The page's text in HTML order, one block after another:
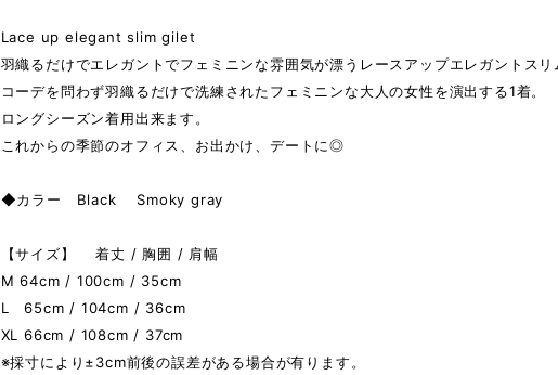
Lace up elegant slim gilet
羽織るだけでエレガントでフェミニンな雰囲気が漂うレースアップエレガントスリ
コーデを問わず羽織るだけで洗練されたフェミニンな大人の女性を演出する1着。
ロングシーズン着用出来ます。
これからの季節のオフィス、お出かけ、デートに◎
◆カラー Black Smoky gray
【サイズ】 着丈 / 胸囲 / 肩幅
M 64cm / 100cm / 35cm
L 65cm / 104cm / 36cm
XL 66cm / 108cm / 37cm
※採寸により±3cm前後の誤差がある場合が有ります。